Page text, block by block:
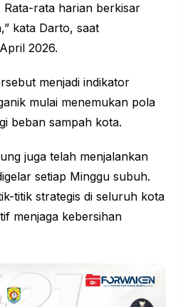
rata harian berkisar
kata Darto, saat
2026.
menjadi indikator
mulai menemukan pola
beban sampah kota.
juga telah menjalankan
setiap Minggu subuh.
titik strategis di seluruh kota
menjaga kebersihan